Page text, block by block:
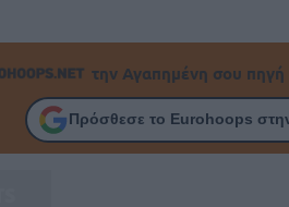
την Αγαπημένη σου
Πρόσθεσε το Eurohoops